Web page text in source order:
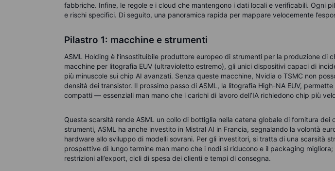
fabbriche. Infine, le regole e i cloud che mantengono i dati locali e verificabili. Ogni
e rischi specifici. Di seguito, una panoramica rapida per mappare velocemente
Pilastro 1: macchine e strumenti
ASML Holding è l’insostituibile produttore europeo di strumenti per la produzione di
macchine per litografia EUV (ultravioletto estremo), gli unici dispositivi capaci di
più minuscole sui chip AI avanzati. Senza queste macchine, Nvidia o TSMC non
densità dei transistor. Il prossimo passo di ASML, la litografia High-NA EUV,
compatti — essenziali man mano che i carichi di lavoro dell’IA richiedono chip più
Questa scarsità rende ASML un collo di bottiglia nella catena globale di fornitura dei
strumenti, ASML ha anche investito in Mistral AI in Francia, segnalando la volontà
hardware allo sviluppo di modelli sovrani. Per gli investitori, si tratta di una scarsità
prospettive di lungo termine man mano che i nodi si riducono e il packaging
restrizioni all’export, cicli di spesa dei clienti e tempi di consegna.